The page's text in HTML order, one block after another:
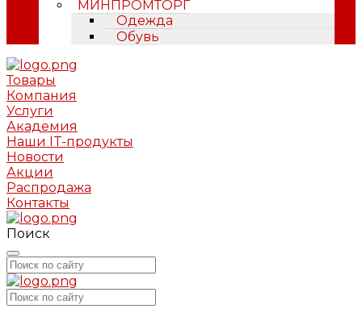
МИНПРОМТОРГ
Одежда
Обувь
Товары
Компания
Услуги
Академия
Наши IT-продукты
Новости
Акции
Распродажа
Контакты
Поиск